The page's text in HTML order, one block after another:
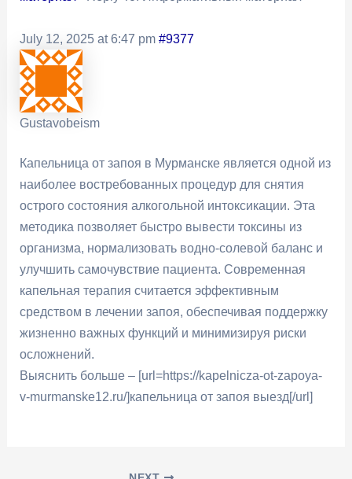
July 12, 2025 at 6:47 pm #9377
Gustavobeism
Капельница от запоя в Мурманске является одной из
наиболее востребованных процедур для снятия
острого состояния алкогольной интоксикации. Эта
методика позволяет быстро вывести токсины из
организма, нормализовать водно-солевой баланс и
улучшить самочувствие пациента. Современная
капельная терапия считается эффективным
средством в лечении запоя, обеспечивая поддержку
жизненно важных функций и минимизируя риски
осложнений.
Выяснить больше – [url=https://kapelnicza-ot-zapoya-
v-murmanske12.ru/]капельница от запоя выезд[/url]